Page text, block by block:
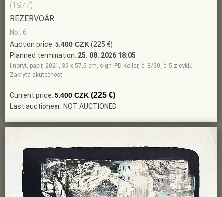
(1977)
REZERVOÁR
No.: 6
Auction price: 5.400 CZK(225 €)
Planned termination: 25. 08. 2026 18:05
linoryt, papír, 2021, 39 x 57,5 cm, sign. PD Kollar, č. 8/30, č. 5 z cyklu
Zakrytá skutečnost
Current price: 5.400 CZK (225 €)
Last auctioneer: NOT AUCTIONED